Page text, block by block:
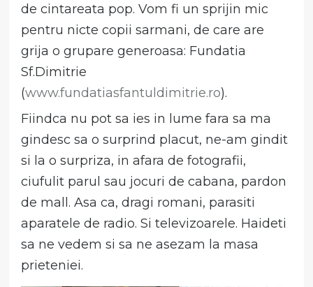
de cintareata pop. Vom fi un sprijin mic
pentru nicte copii sarmani, de care are
grija o grupare generoasa: Fundatia
Sf.Dimitrie
(www.fundatiasfantuldimitrie.ro).
Fiindca nu pot sa ies in lume fara sa ma
gindesc sa o surprind placut, ne-am gindit
si la o surpriza, in afara de fotografii,
ciufulit parul sau jocuri de cabana, pardon
de mall. Asa ca, dragi romani, parasiti
aparatele de radio. Si televizoarele. Haideti
sa ne vedem si sa ne asezam la masa
prieteniei.